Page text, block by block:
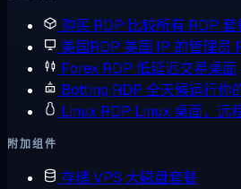
购买 RDP 比较所有 RDP 套
美国RDP 美国 IP 的管理员
Forex RDP 低延迟交易桌面
Botting RDP 全天候运行你
Linux RDP Linux 桌面，远
附加组件
存储 VPS 大磁盘套餐